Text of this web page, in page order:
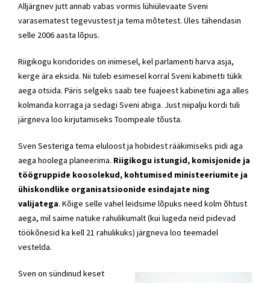
Alljärgnev jutt annab vabas vormis lühiülevaate Sveni
varasematest tegevustest ja tema mõtetest. Üles tähendasin
selle 2006 aasta lõpus.
Riigikogu koridorides on inimesel, kel parlamenti harva asja,
kerge ära eksida. Nii tuleb esimesel korral Sveni kabinetti tükk
aega otsida. Päris selgeks saab tee fuajeest kabinetini aga alles
kolmanda korraga ja sedagi Sveni abiga. Just niipalju kordi tuli
järgneva loo kirjutamiseks Toompeale tõusta.
Sven Sesteriga tema eluloost ja hobidest rääkimiseks pidi aga
aega hoolega planeerima. Riigikogu istungid, komisjonide ja
töögruppide koosolekud, kohtumised ministeeriumite ja
ühiskondlike organisatsioonide esindajate ning
valijatega. Kõige selle vahel leidsime lõpuks need kolm õhtust
aega, mil saime natuke rahulikumalt (kui lugeda neid pidevad
töökõnesid ka kell 21 rahulikuks) järgneva loo teemadel
vestelda.
Sven on sündinud keset